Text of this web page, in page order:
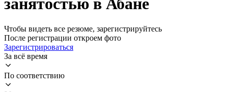
занятостью в Абане
Чтобы видеть все резюме, зарегистрируйтесь
После регистрации откроем фото
Зарегистрироваться
За всё время
По соответствию